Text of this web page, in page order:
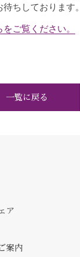
ちしております。
ご覧ください。
一覧に戻る
ア
案内